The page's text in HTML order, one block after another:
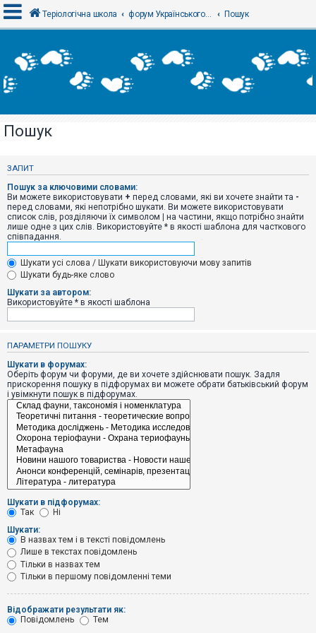
х
і
Р
с
р
а
ц
і
я
Т
е
м
и
б
і
п
о
в
і
д
в
н
т
е
м
и
о
ш
Теріологічна школа форум Українського теріологічного товариства Пошук
Пошук
ЗАПИТ
Пошук за ключовими словами:
Ви можете використовувати + перед словами, які ви хочете знайти та -
перед словами, які непотрібно шукати. Ви можете використовувати
список слів, розділяючи їх символом | на частини, якщо потрібно знайти
лише одне з цих слів. Використовуйте * в якості шаблона для часткового
співпадання.
Шукати усі слова / Шукати використовуючи мову запитів
Шукати будь-яке слово
Шукати за автором:
Використовуйте * в якості шаблона
ПАРАМЕТРИ ПОШУКУ
Шукати в форумах:
Оберіть форум чи форуми, де ви хочете здійснювати пошук. Задля
прискорення пошуку в підфорумах ви можете обрати батьківський форум
і увімкнути пошук в підфорумах.
Шукати в підфорумах:
Так
Ні
Шукати:
В назвах тем і в тексті повідомлень
Лише в текстах повідомлень
Тільки в назвах тем
Тільки в першому повідомленні теми
Відображати результати як:
Повідомлень
Тем